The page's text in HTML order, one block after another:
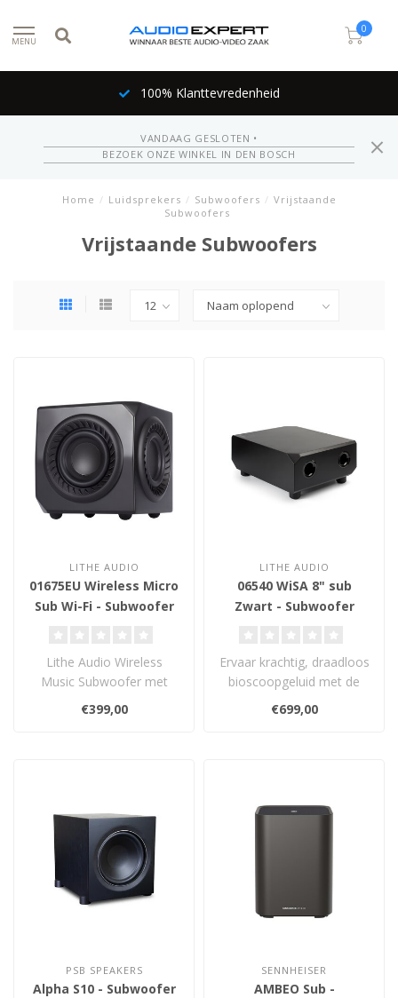
MENU
0
100% Klanttevredenheid
VANDAAG GESLOTEN •
BEZOEK ONZE WINKEL IN DEN BOSCH
Home / Luidsprekers / Subwoofers / Vrijstaande
Subwoofers
Vrijstaande Subwoofers
LITHE AUDIO
01675EU Wireless Micro
Sub Wi-Fi - Subwoofer
Lithe Audio Wireless
Music Subwoofer met
AirPlay 2 en Chromecast.
Compact formaa..
€399,00
LITHE AUDIO
06540 WiSA 8" sub
Zwart - Subwoofer
Ervaar krachtig, draadloos
bioscoopgeluid met de
Lithe Audio WiSA Cinema
Subwoof..
€699,00
PSB SPEAKERS
Alpha S10 - Subwoofer
SENNHEISER
AMBEO Sub -